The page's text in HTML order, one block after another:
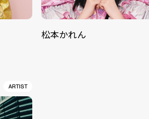
松本かれん
ARTIST